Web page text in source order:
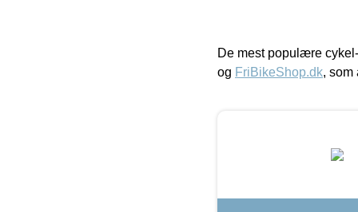
De mest populære
og FriBikeShop.dk, som